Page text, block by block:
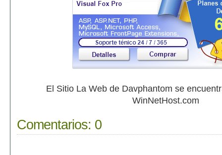
El Sitio La Web de Davphantom se
WinNetHost.com
Comentarios: 0